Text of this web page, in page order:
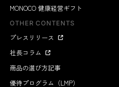
MONOCO 健康経営ギフト
OTHER CONTENTS
プレスリリース
社長コラム
商品の選び方記事
優待プログラム（LMP）